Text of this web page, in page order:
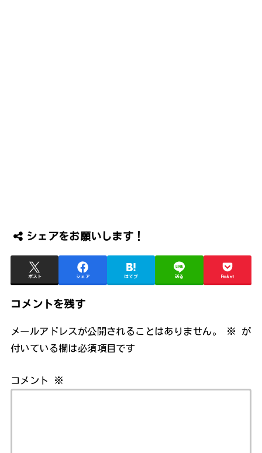
シェアをお願いします！
ポスト シェア はてブ 送る Pocket
コメントを残す
メールアドレスが公開されることはありません。 ※
が
付いている欄は必須項目です
コメント ※